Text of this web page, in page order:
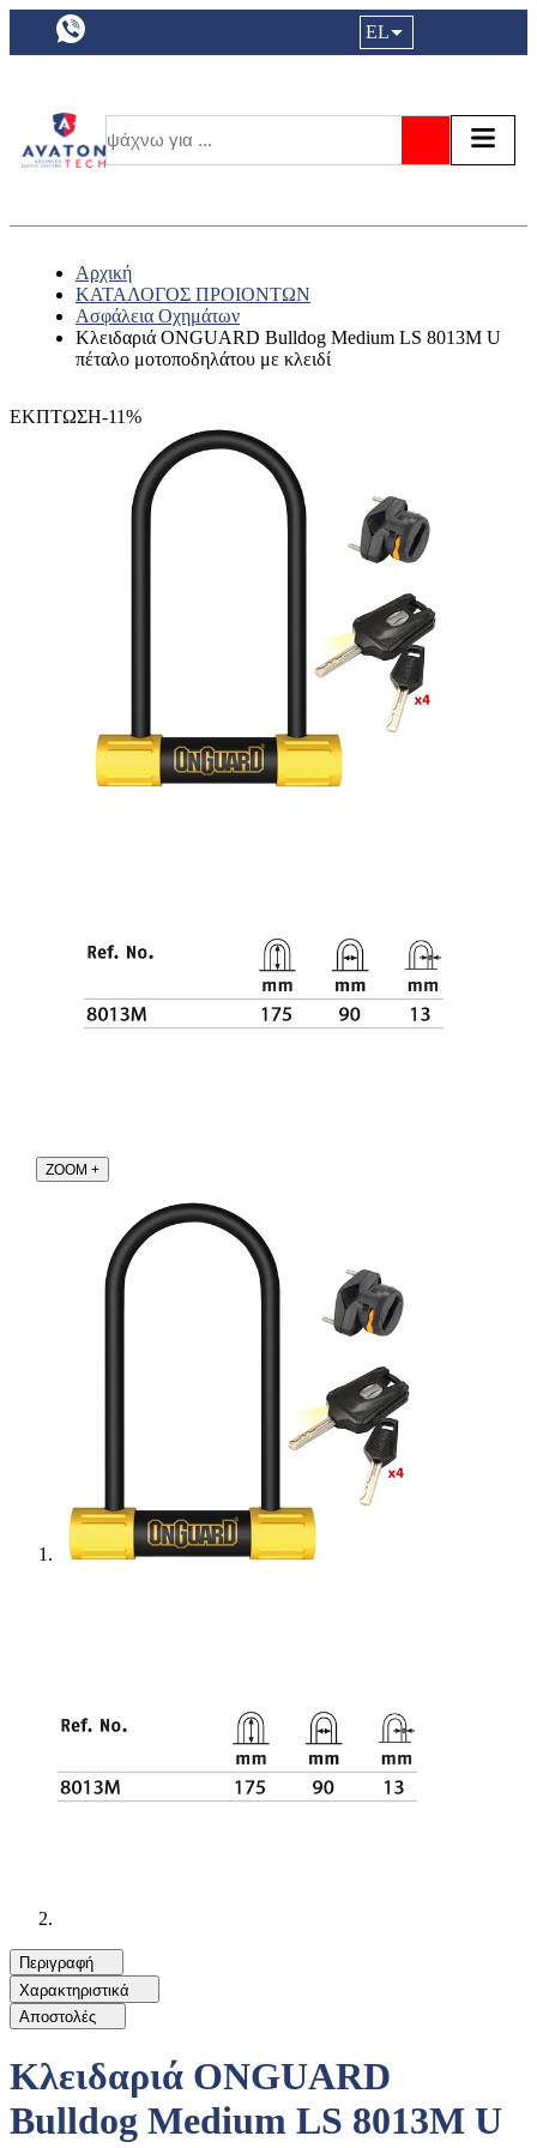
a11y.languageSelection:
EL
Αρχική
ΚΑΤΑΛΟΓΟΣ ΠΡΟΙΟΝΤΩΝ
Ασφάλεια Οχημάτων
Κλειδαριά ONGUARD Bulldog Medium LS 8013M U
πέταλο μοτοποδηλάτου με κλειδί
ΕΚΠΤΩΣΗ-11%
ZOOM +
Περιγραφή
Χαρακτηριστικά
Αποστολές
Κλειδαριά ONGUARD
Bulldog Medium LS 8013M U